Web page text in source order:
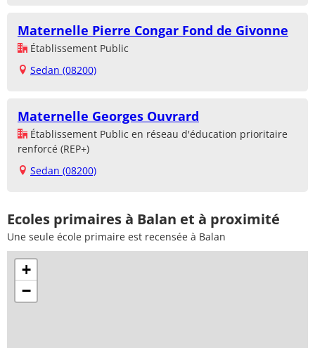
Maternelle Pierre Congar Fond de Givonne
Établissement Public
Sedan (08200)
Maternelle Georges Ouvrard
Établissement Public en réseau d'éducation prioritaire
renforcé (REP+)
Sedan (08200)
Ecoles primaires à Balan et à proximité
Une seule école primaire est recensée à Balan
+
−